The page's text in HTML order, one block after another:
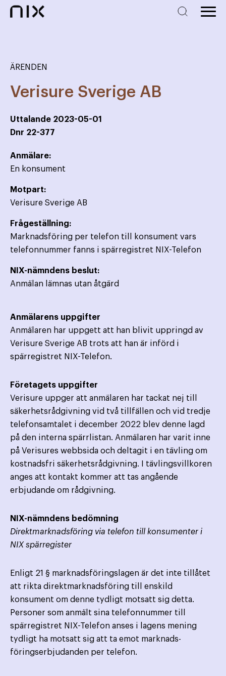
ÄRENDEN
Verisure Sverige AB
Uttalande 2023-05-01
Dnr 22-377
Anmälare:
En konsument
Motpart:
Verisure Sverige AB
Frågeställning:
Marknadsföring per telefon till konsument vars
telefonnummer fanns i spärregistret NIX-Telefon
NIX-nämndens beslut:
Anmälan lämnas utan åtgärd
Anmälarens uppgifter
Anmälaren har uppgett att han blivit uppringd av
Verisure Sverige AB trots att han är införd i
spärregistret NIX-Telefon.
Företagets uppgifter
Verisure uppger att anmälaren har tackat nej till
säkerhetsrådgivning vid två tillfällen och vid tredje
telefonsamtalet i december 2022 blev denne lagd
på den interna spärrlistan. Anmälaren har varit inne
på Verisures webbsida och deltagit i en tävling om
kostnadsfri säkerhetsrådgivning. I tävlingsvillkoren
anges att kontakt kommer att tas angående
erbjudande om rådgivning.
NIX-nämndens bedömning
Direktmarknadsföring via telefon till konsumenter i
NIX spärregister
Enligt 21 § marknadsföringslagen är det inte tillåtet
att rikta direktmarknadsföring till enskild
konsument om denne tydligt motsatt sig detta.
Personer som anmält sina telefonnummer till
spärregistret NIX-Telefon anses i lagens mening
tydligt ha motsatt sig att ta emot marknads­
föringserbjudanden per telefon.